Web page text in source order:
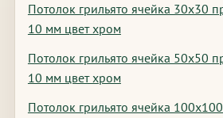
Потолок грильято ячейка 30х30
10 мм цвет хром
Потолок грильято ячейка 50х50
10 мм цвет хром
Потолок грильято ячейка